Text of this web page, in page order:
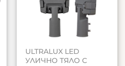
ULTRALUX LED
УЛИЧНО ТЯЛО С